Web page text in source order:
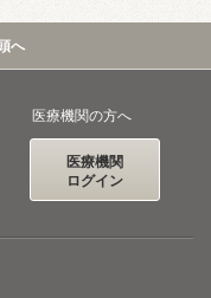
へ
医療機関の方へ
医療機関
ログイン